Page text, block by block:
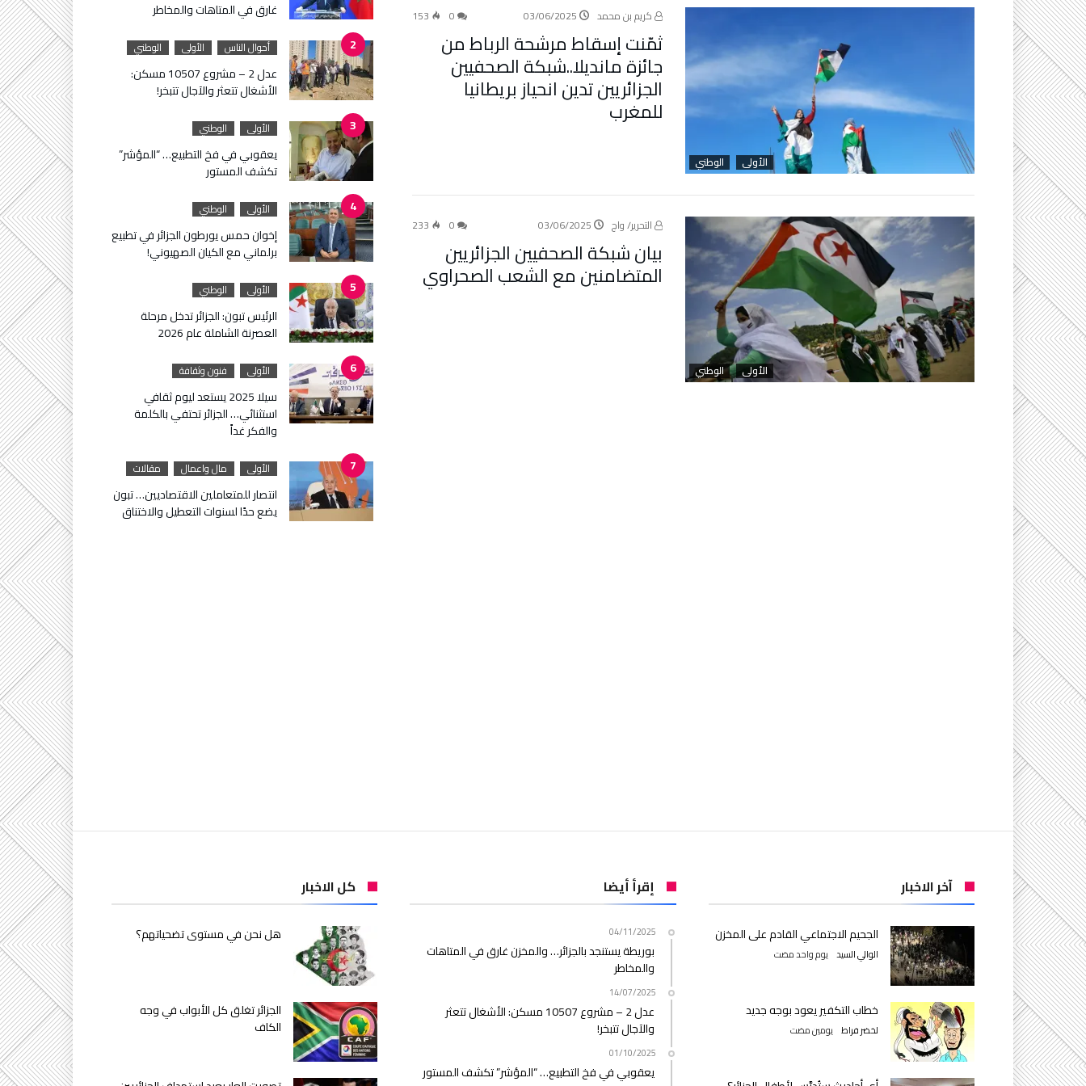
الأولى الوطني
كريم بن محمد 03/06/2025
153
ثمّنت إسقاط مرشحة الرباط من
جائزة مانديلا..شبكة الصحفيين
الجزائريين تدين انحياز بريطانيا
للمغرب
الأولى الوطني
التحرير/ واج 03/06/2025
233
بيان شبكة الصحفيين الجزائريين
المتضامنين مع الشعب الصحراوي
غارق في المتاهات والمخاطر
أحوال الناس الأولى الوطني
عدل 2 – مشروع 10507 مسكن:
الأشغال تتعثر والآجال تتبخر!
الأولى الوطني
يعقوبي في فخ التطبيع… “المؤشر”
تكشف المستور
الأولى الوطني
إخوان حمس يورطون الجزائر في تطبيع
برلماني مع الكيان الصهيوني!
الأولى الوطني
الرئيس تبون: الجزائر تدخل مرحلة
العصرنة الشاملة عام 2026
الأولى فنون وثقافة
سيلا 2025 يستعد ليوم ثقافي
استثنائي… الجزائر تحتفي بالكلمة
والفكر غداً
الأولى مال واعمال مقالات
انتصار للمتعاملين الاقتصاديين… تبون
يضع حدًا لسنوات التعطيل والاختناق
آخر الاخبار
الجحيم الاجتماعي القادم على المخزن
الوالي السيد ‫‫‫‏‫يوم واحد مضت‬
خطاب التكفير يعود بوجه جديد
لخضر فراط ‫‫‫‏‫يومين مضت‬
إقرأ أيضا
04/11/2025
بوريطة يستنجد بالجزائر… والمخزن غارق في المتاهات
والمخاطر
14/07/2025
عدل 2 – مشروع 10507 مسكن: الأشغال تتعثر
والآجال تتبخر!
01/10/2025
يعقوبي في فخ التطبيع… “المؤشر” تكشف المستور
كل الاخبار
هل نحن في مستوى تضحياتهم؟
الجزائر تغلق كل الأبواب في وجه
الكاف